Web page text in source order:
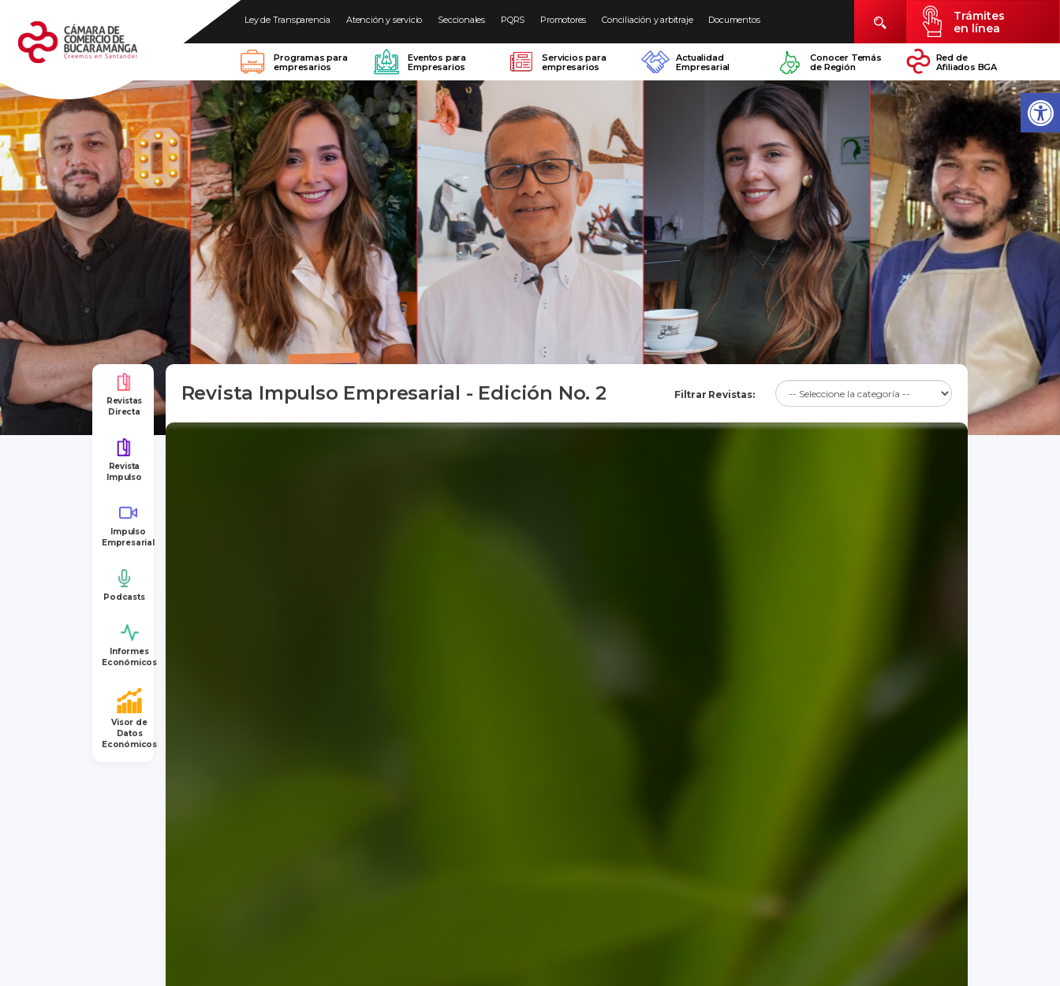
Ley de Transparencia Atención y servicio Seccionales PQRS Promotores Conciliación y arbitraje Documentos
Trámites
en línea
Programas para
empresarios
Eventos para
Empresarios
Servicios para
empresarios
Actualidad
Empresarial
Conocer Temás
de Región
Red de
Afiliados BGA
Revistas
Directa
Revista
Impulso
Impulso
Empresarial
Podcasts
Informes
Económicos
Visor de
Datos
Económicos
Revista Impulso Empresarial - Edición No. 2 Filtrar Revistas: